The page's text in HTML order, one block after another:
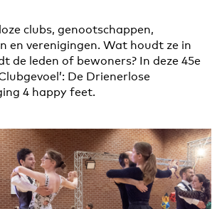
clubs, genootschappen,
en verenigingen. Wat houdt ze in
de leden of bewoners? In deze 45e
De Drienerlose
4 happy feet.